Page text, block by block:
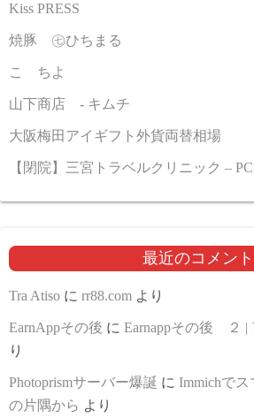
Kiss PRESS
焼豚 ㊆ひちまる
こゝちよ
山下商店 - キムチ
大阪梅田アイギフト外貨両替相場
【閉院】三宮トラベルクリニック –
最近のコメント
Tra Atiso に rr88.com より
EarnAppその後 に Earnappその後 ２ |
り
Photoprismサーバー爆誕 に Immichで
の片隅から より